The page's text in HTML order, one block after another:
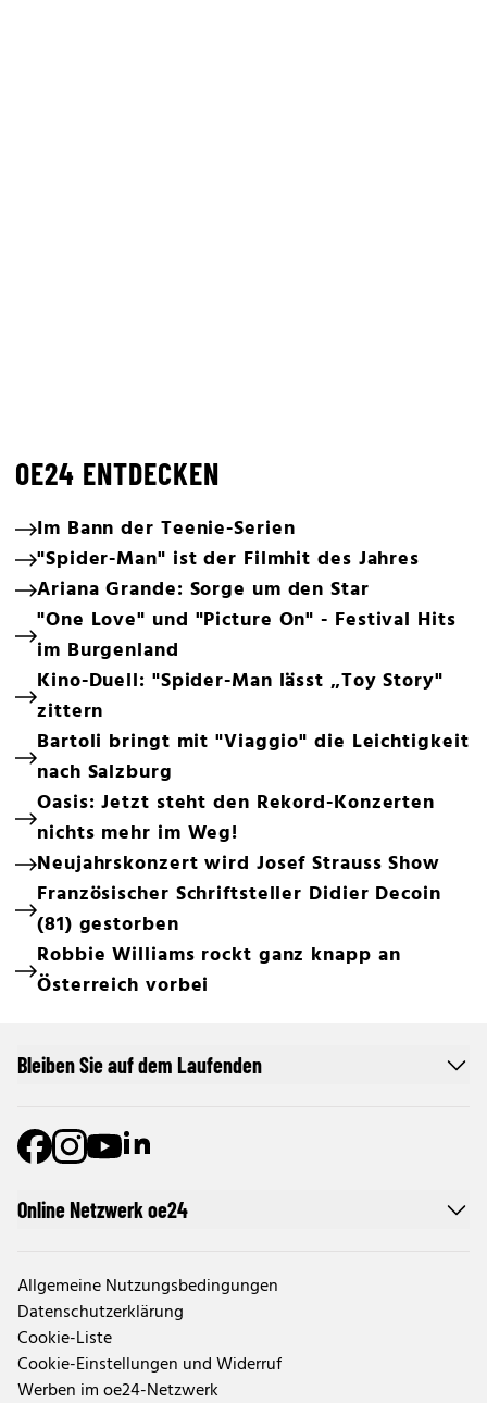
OE24 ENTDECKEN
Im Bann der Teenie-Serien
"Spider-Man" ist der Filmhit des Jahres
Ariana Grande: Sorge um den Star
"One Love" und "Picture On" - Festival Hits
im Burgenland
Kino-Duell: "Spider-Man lässt „Toy Story"
zittern
Bartoli bringt mit "Viaggio" die Leichtigkeit
nach Salzburg
Oasis: Jetzt steht den Rekord-Konzerten
nichts mehr im Weg!
Neujahrskonzert wird Josef Strauss Show
Französischer Schriftsteller Didier Decoin
(81) gestorben
Robbie Williams rockt ganz knapp an
Österreich vorbei
Online Netzwerk oe24
Allgemeine Nutzungsbedingungen
Datenschutzerklärung
Cookie-Liste
Cookie-Einstellungen und Widerruf
Werben im oe24-Netzwerk
Bleiben Sie auf dem Laufenden